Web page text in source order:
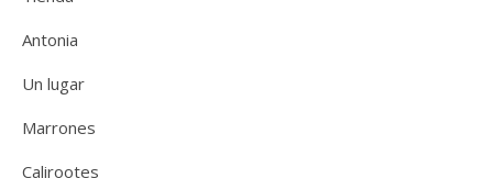
Antonia
Un lugar
Marrones
Calirootes